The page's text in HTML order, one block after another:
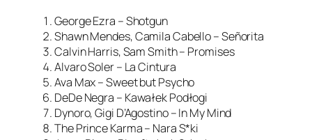
George Ezra – Shotgun
Shawn Mendes, Camila Cabello – Señorita
Calvin Harris, Sam Smith – Promises
Alvaro Soler – La Cintura
Ava Max – Sweet but Psycho
DeDe Negra – Kawałek Podłogi
Dynoro, Gigi D’Agostino – In My Mind
The Prince Karma – Nara S*ki